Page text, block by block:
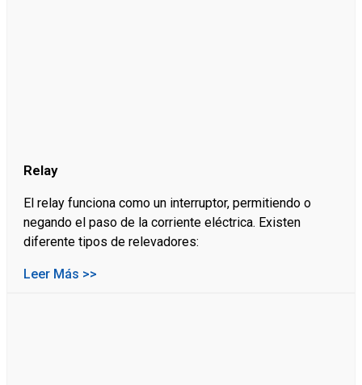
Relay
El relay funciona como un interruptor, permitiendo o
negando el paso de la corriente eléctrica. Existen
diferente tipos de relevadores:
Leer Más >>